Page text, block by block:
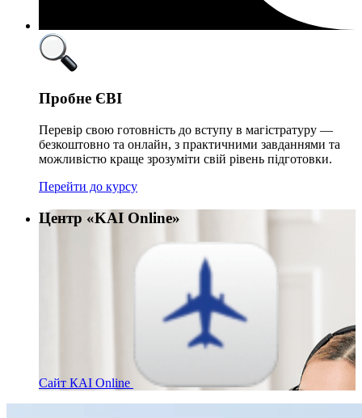
Пробне ЄВІ
Перевір свою готовність до вступу в магістратуру —
безкоштовно та онлайн, з практичними завданнями та
можливістю краще зрозуміти свій рівень підготовки.
Перейти до курсу
Центр «KAI Online»
Сайт КАІ Online